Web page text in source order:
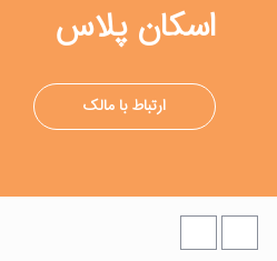
اسکان پلاس
ارتباط با مالک